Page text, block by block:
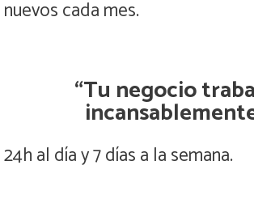
nuevos cada mes.
“Tu negocio
24h al día y 7 días a la semana.